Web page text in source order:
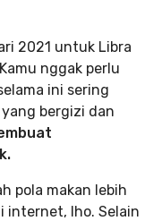
2021 untuk Libra
nggak perlu
ini sering
bergizi dan
pola makan lebih
internet, lho. Selain